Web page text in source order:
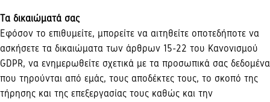
Τα δικαιώματά σας
Εφόσον το επιθυμείτε, μπορείτε να αιτηθείτε οποτεδήποτε να
ασκήσετε τα δικαιώματα των άρθρων 15-22 του Κανονισμού
GDPR, να ενημερωθείτε σχετικά με τα προσωπικά σας δεδομένα
που τηρούνται από εμάς, τους αποδέκτες τους, το σκοπό της
τήρησης και της επεξεργασίας τους καθώς και την